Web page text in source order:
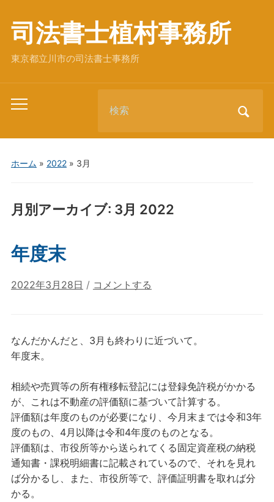
司法書士植村事務所
東京都立川市の司法書士事務所
Toggle
menu
for:
ホーム » 2022» 3月
月別アーカイブ: 3月 2022
年度末
2022年3月28日 / コメントする
なんだかんだと、3月も終わりに近づいて。
年度末。
相続や売買等の所有権移転登記には登録免許税がかかる
が、これは不動産の評価額に基づいて計算する。
評価額は年度のものが必要になり、今月末までは令和3年
度のもの、4月以降は令和4年度のものとなる。
評価額は、市役所等から送られてくる固定資産税の納税
通知書・課税明細書に記載されているので、それを見れ
ば分かるし、また、市役所等で、評価証明書を取れば分
かる。